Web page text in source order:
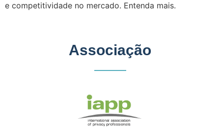
e competitividade no mercado. Entenda mais.
Associação